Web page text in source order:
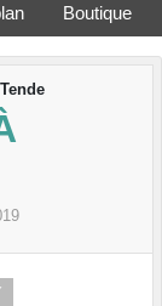
Boutique